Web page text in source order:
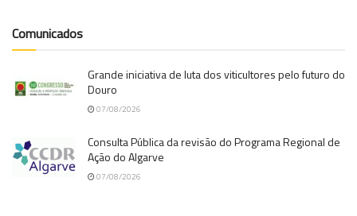
Comunicados
Grande iniciativa de luta dos viticultores pelo futuro do
Douro
07/08/2026
Consulta Pública da revisão do Programa Regional de
Ação do Algarve
07/08/2026